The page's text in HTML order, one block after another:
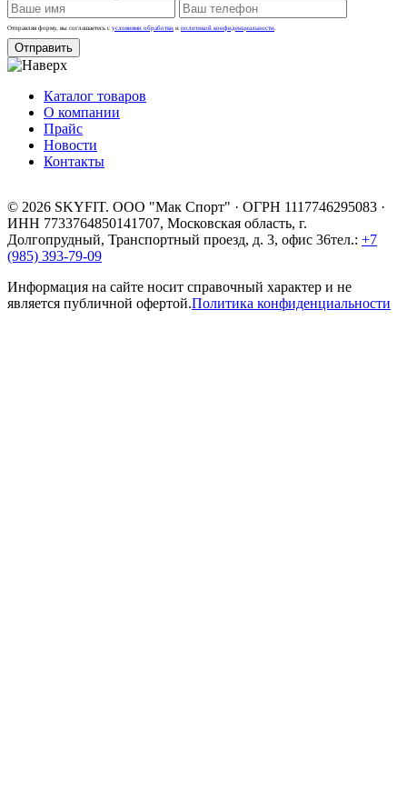
Отправляя форму, вы соглашаетесь с условиями обработки и политикой конфиденциальности.
Отправить
Каталог товаров
О компании
Прайс
Новости
Контакты
© 2026 SKYFIT. ООО "Мак Спорт" · ОГРН 1117746295083 ·
ИНН 7733764850141707, Московская область, г.
Долгопрудный, Транспортный проезд, д. 3, офис 36тел.: +7
(985) 393-79-09
Информация на сайте носит справочный характер и не
является публичной офертой.Политика конфиденциальности